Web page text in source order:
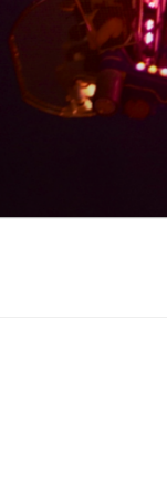
au
contenu
principal